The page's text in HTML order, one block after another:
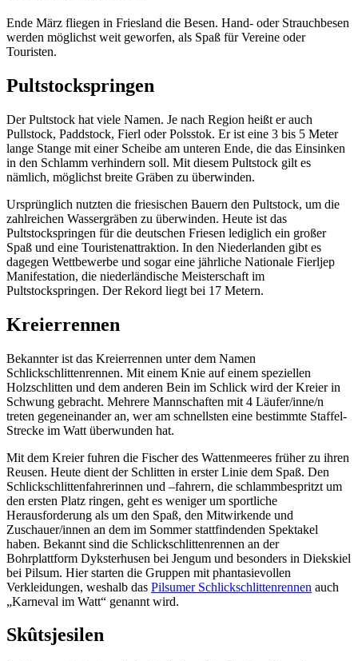
Ende März fliegen in Friesland die Besen. Hand- oder Strauchbesen
werden möglichst weit geworfen, als Spaß für Vereine oder
Touristen.
Pultstockspringen
Der Pultstock hat viele Namen. Je nach Region heißt er auch
Pullstock, Paddstock, Fierl oder Polsstok. Er ist eine 3 bis 5 Meter
lange Stange mit einer Scheibe am unteren Ende, die das Einsinken
in den Schlamm verhindern soll. Mit diesem Pultstock gilt es
nämlich, möglichst breite Gräben zu überwinden.
Ursprünglich nutzten die friesischen Bauern den Pultstock, um die
zahlreichen Wassergräben zu überwinden. Heute ist das
Pultstockspringen für die deutschen Friesen lediglich ein großer
Spaß und eine Touristenattraktion. In den Niederlanden gibt es
dagegen Wettbewerbe und sogar eine jährliche Nationale Fierljep
Manifestation, die niederländische Meisterschaft im
Pultstockspringen. Der Rekord liegt bei 17 Metern.
Kreierrennen
Bekannter ist das Kreierrennen unter dem Namen
Schlickschlittenrennen. Mit einem Knie auf einem speziellen
Holzschlitten und dem anderen Bein im Schlick wird der Kreier in
Schwung gebracht. Mehrere Mannschaften mit 4 Läufer/inne/n
treten gegeneinander an, wer am schnellsten eine bestimmte Staffel-
Strecke im Watt überwunden hat.
Mit dem Kreier fuhren die Fischer des Wattenmeeres früher zu ihren
Reusen. Heute dient der Schlitten in erster Linie dem Spaß. Den
Schlickschlittenfahrerinnen und –fahrern, die schlammbespritzt um
den ersten Platz ringen, geht es weniger um sportliche
Herausforderung als um den Spaß, den Mitwirkende und
Zuschauer/innen an dem im Sommer stattfindenden Spektakel
haben. Bekannt sind die Schlickschlittenrennen an der
Bohrplattform Dyksterhusen bei Jengum und besonders in Diekskiel
bei Pilsum. Hier starten die Gruppen mit phantasievollen
Verkleidungen, weshalb das Pilsumer Schlickschlittenrennen auch
„Karneval im Watt“ genannt wird.
Skûtsjesilen